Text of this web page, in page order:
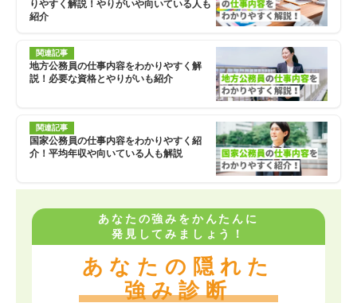
りやすく解説！やりがいや向いている人も
紹介
関連記事
地方公務員の仕事内容をわかりやすく解
説！必要な資格とやりがいも紹介
関連記事
国家公務員の仕事内容をわかりやすく紹
介！平均年収や向いている人も解説
あなたの強みをかんたんに
発見してみましょう！
あなたの隠れた
強み診断